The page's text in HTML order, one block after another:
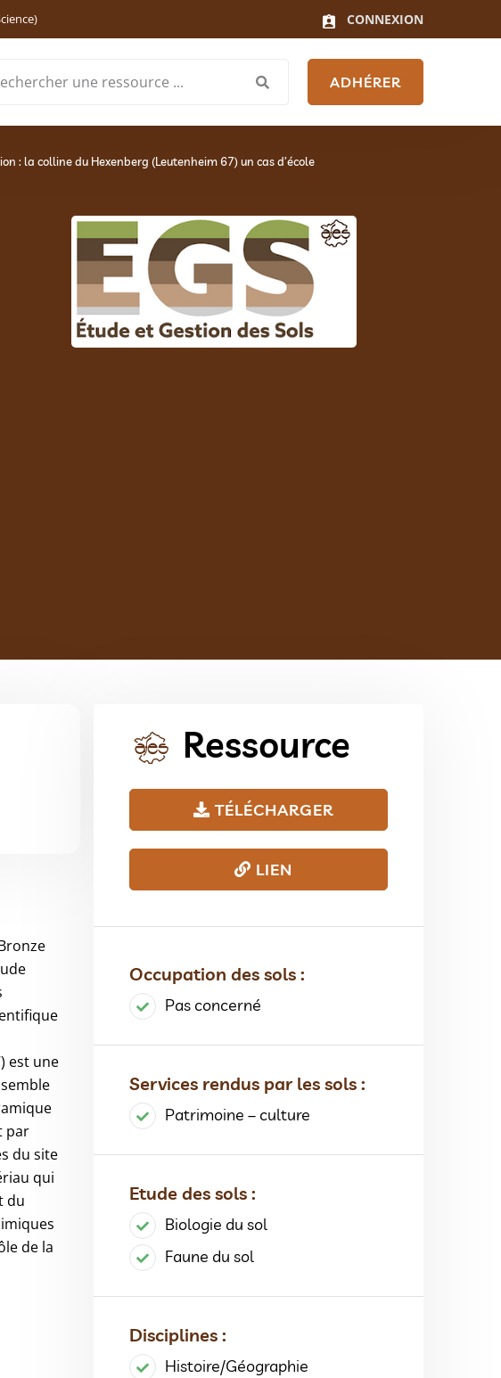
CONNEXION
ADHÉRER
: la colline du Hexenberg (Leutenheim 67) un cas d’école
est une
par
du site
qui
du
de la
Ressource
TÉLÉCHARGER
LIEN
Occupation des sols :
Pas concerné
Services rendus par les sols :
Patrimoine – culture
Etude des sols :
Biologie du sol
Faune du sol
Disciplines :
Histoire/Géographie